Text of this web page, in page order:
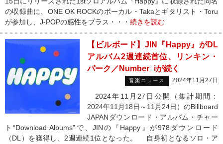
の収録曲に、ONE OK ROCKのボーカル・Takaとギタリスト・Toru
が参加し、J-POPの感性をプラス・・・ 続きを読む
【ビルボード】JIN『Happy』がDL
アルバム2週連続首位、リンキン・
パーク／Number_iが続く
音楽ニュース 2024年11月27日
2024年11月27日公開（集計期間：
2024年11月18日～11月24日）のBillboard
JAPANダウンロード・アルバム・チャー
ト“Download Albums”で、JINの『Happy』が978ダウンロード
（DL）を獲得し、2週連続1位となった。 自身初となるソロ・ア